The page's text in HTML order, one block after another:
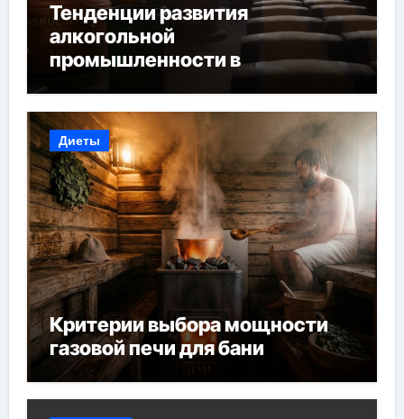
Тенденции развития
алкогольной
промышленности в
Диеты
Критерии выбора мощности
газовой печи для бани